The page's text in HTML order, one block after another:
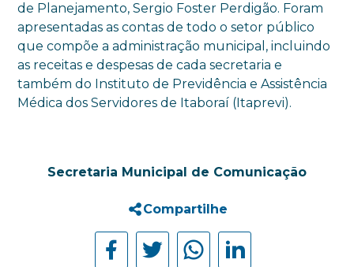
de Planejamento, Sergio Foster Perdigão. Foram
apresentadas as contas de todo o setor público
que compõe a administração municipal, incluindo
as receitas e despesas de cada secretaria e
também do Instituto de Previdência e Assistência
Médica dos Servidores de Itaboraí (Itaprevi).
Secretaria Municipal de Comunicação
Compartilhe